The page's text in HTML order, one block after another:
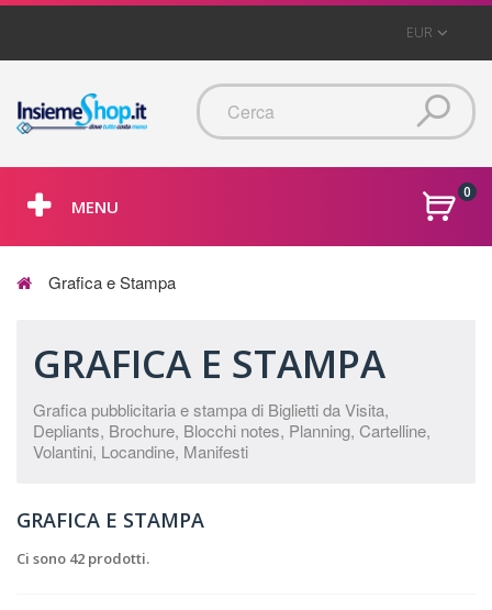
EUR
0
MENU
Grafica e Stampa
GRAFICA E STAMPA
Grafica pubblicitaria e stampa di Biglietti da Visita,
Depliants, Brochure, Blocchi notes, Planning, Cartelline,
Volantini, Locandine, Manifesti
GRAFICA E STAMPA
Ci sono 42 prodotti.